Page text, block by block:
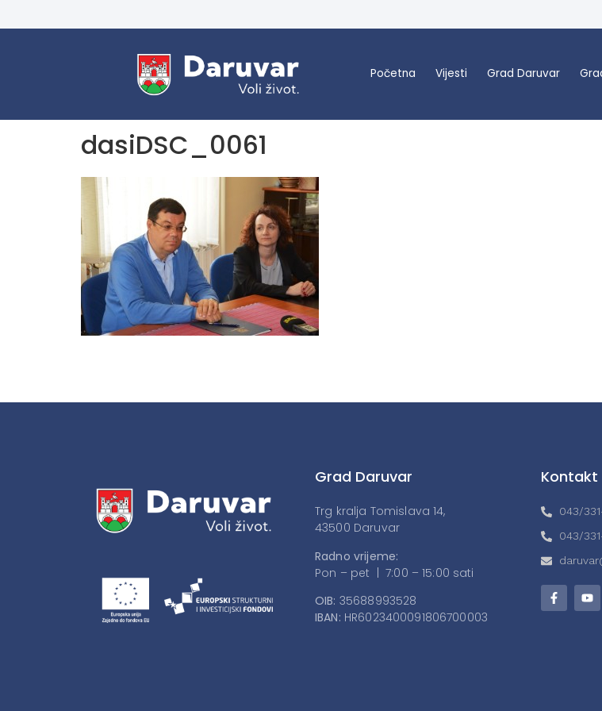
Početna Vijesti Grad Daruvar
dasiDSC_0061
Grad Daruvar
Trg kralja Tomislava 14,
43500 Daruvar
Radno vrijeme:
Pon – pet | 7:00 – 15:00 sati
OIB: 35688993528
IBAN: HR6023400091806700003
Kontakt
043/
043/